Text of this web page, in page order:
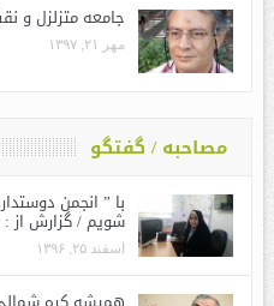
جامعه متزلزل و
مهر ۲۱, ۱۳۹۷
مصاحبه / گفتگو
با ” انجمن
شویم / گزارش
اسفند ۲۵, ۱۳۹۶